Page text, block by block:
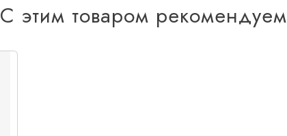
С этим товаром рекомендуем